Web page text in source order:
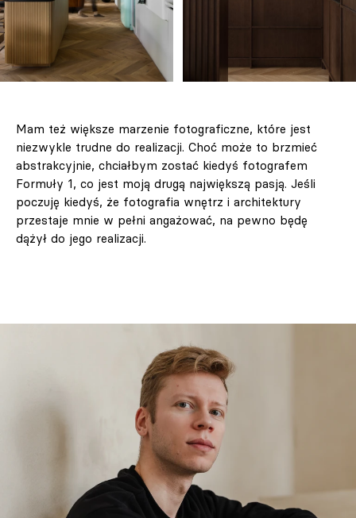
Mam też większe marzenie fotograficzne, które jest
niezwykle trudne do realizacji. Choć może to brzmieć
abstrakcyjnie, chciałbym zostać kiedyś fotografem
Formuły 1, co jest moją drugą największą pasją. Jeśli
poczuję kiedyś, że fotografia wnętrz i architektury
przestaje mnie w pełni angażować, na pewno będę
dążył do jego realizacji.